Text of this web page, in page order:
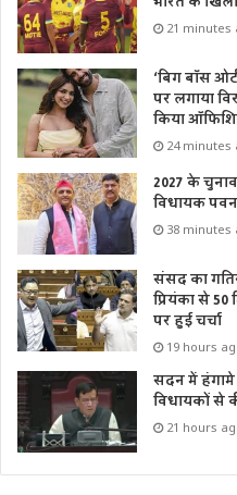
21 minutes
‘बिग बॉस
पर लगाया
किया
24 minutes
2027 के
विधायक
38 minutes
संसद का
प्रियंका से
पर हुई चर्चा
19 hours
सदन में
विधायकों से
21 hours